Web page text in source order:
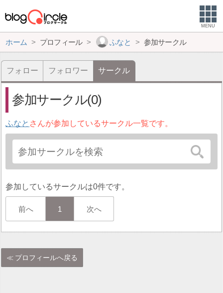
MENU
ホーム プロフィール ふなと 参加サークル
フォロー フォロワー サークル
参加サークル(0)
ふなと さんが参加しているサークル一覧です。
参加しているサークルは0件です。
前へ 1 次へ
プロフィールへ戻る